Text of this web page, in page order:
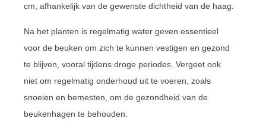
cm, afhankelijk van de gewenste dichtheid van de haag.
Na het planten is regelmatig water geven essentieel
voor de beuken om zich te kunnen vestigen en gezond
te blijven, vooral tijdens droge periodes. Vergeet ook
niet om regelmatig onderhoud uit te voeren, zoals
snoeien en bemesten, om de gezondheid van de
beukenhagen te behouden.